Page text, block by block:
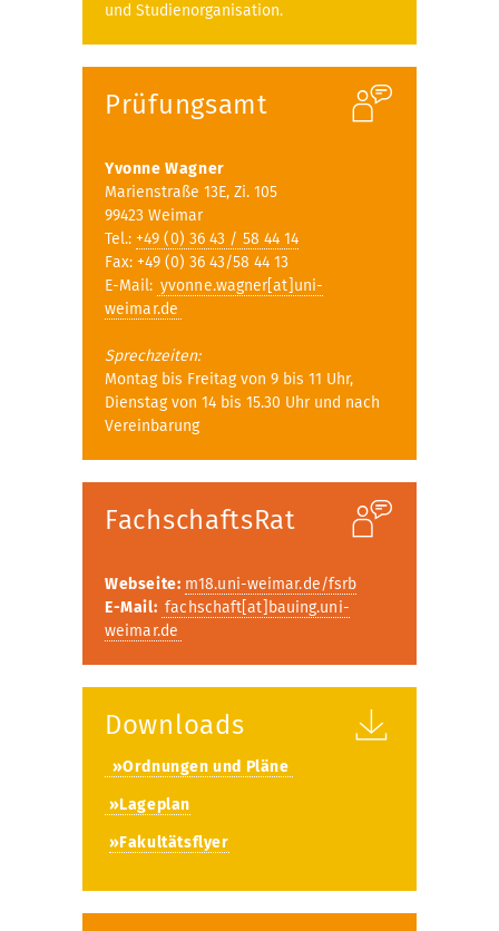
und Studienorganisation.
Prüfungsamt
Yvonne Wagner
Marienstraße 13E, Zi. 105
99423 Weimar
Tel.: +49 (0) 36 43 / 58 44 14
Fax: +49 (0) 36 43/58 44 13
E-Mail: yvonne.wagner[at]uni-
weimar.de
Sprechzeiten:
Montag bis Freitag von 9 bis 11 Uhr,
Dienstag von 14 bis 15.30 Uhr und nach
Vereinbarung
FachschaftsRat
Webseite: m18.uni-weimar.de/fsrb
E-Mail: fachschaft[at]bauing.uni-
weimar.de
Downloads
»Ordnungen und Pläne
»Lageplan
»Fakultätsflyer